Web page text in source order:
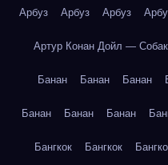
Арбуз Арбуз Арбуз
Артур Конан Дойл —
Банан Банан Банан
Банан Банан Банан
Бангкок Бангкок